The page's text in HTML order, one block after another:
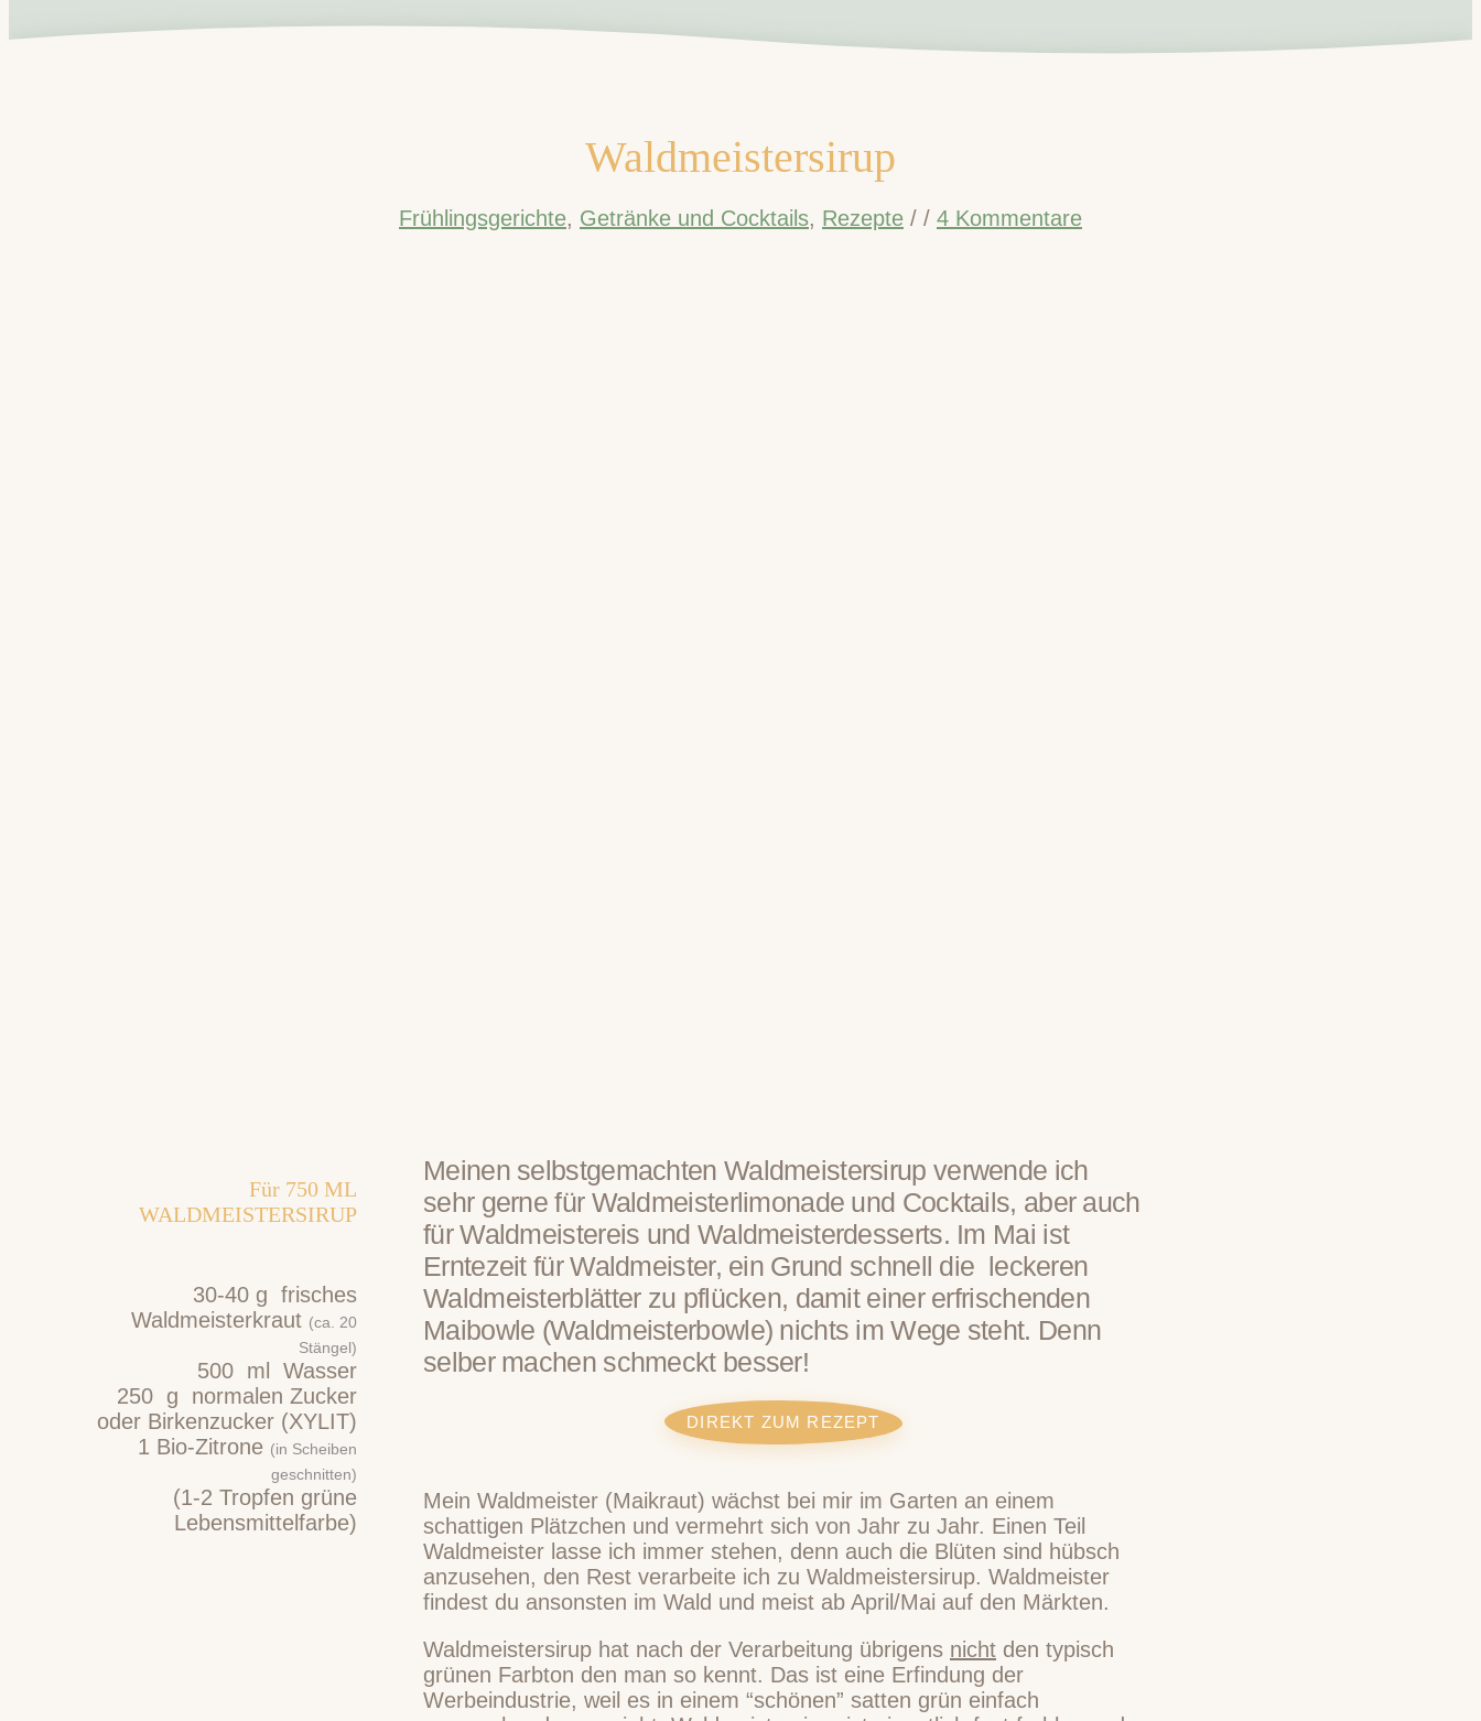
Waldmeistersirup
Frühlingsgerichte, Getränke und Cocktails, Rezepte / / 4 Kommentare
Für 750 ML
WALDMEISTERSIRUP
30-40 g frisches
Waldmeisterkraut (ca. 20
Stängel)
500 ml Wasser
250 g
normalen Zucker
oder Birkenzucker (XYLIT)
1 Bio-Zitrone (in Scheiben
geschnitten)
(1-2 Tropfen grüne
Lebensmittelfarbe)
Meinen selbstgemachten Waldmeistersirup verwende ich
sehr gerne für Waldmeisterlimonade und Cocktails, aber auch
für Waldmeistereis und Waldmeisterdesserts. Im Mai ist
Erntezeit für Waldmeister, ein Grund schnell die leckeren
Waldmeisterblätter zu pflücken, damit einer erfrischenden
Maibowle (Waldmeisterbowle) nichts im Wege steht. Denn
selber machen schmeckt besser!
DIREKT ZUM REZEPT
Mein Waldmeister (Maikraut) wächst bei mir im Garten an einem
schattigen Plätzchen und vermehrt sich von Jahr zu Jahr. Einen Teil
Waldmeister lasse ich immer stehen, denn auch die Blüten sind hübsch
anzusehen, den Rest verarbeite ich zu Waldmeistersirup. Waldmeister
findest du ansonsten im Wald und meist ab April/Mai auf den Märkten.
Waldmeistersirup hat nach der Verarbeitung übrigens nicht den typisch
grünen Farbton den man so kennt. Das ist eine Erfindung der
Werbeindustrie, weil es in einem “schönen” satten grün einfach